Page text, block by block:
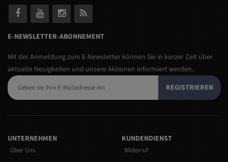
E-NEWSLETTER-ABONNEMENT
Mit der Anmeldung zum E-Newsletter können Sie in kurzer Zeit über
aktuelle Neuigkeiten und unsere Aktionen informiert werden..
REGISTRIEREN
UNTERNEHMEN
Über Uns
KUNDENDIENST
Widerruf